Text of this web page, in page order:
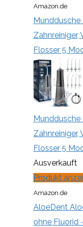
Amazon.de
Munddusche
Flosser 5
Munddusche
Flosser 5
Ausverkauft
Produkt
Amazon.de
AloeDent
ohne Fluorid